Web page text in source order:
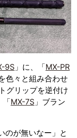
9S 」に、「MX-PR
色々と組み合わせ
グリップを逆付け
「MX-7S 」ブラン
のが無いなー」と